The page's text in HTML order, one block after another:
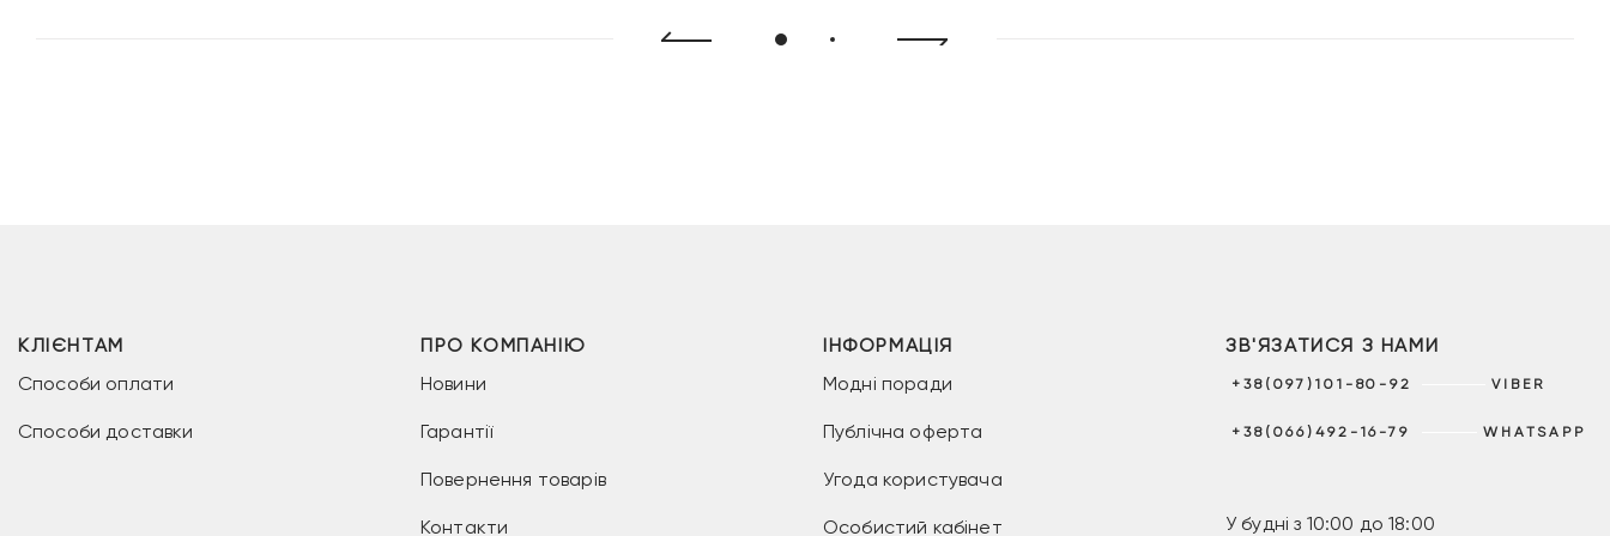
КЛІЄНТАМ
Способи оплати
Способи доставки
ПРО КОМПАНІЮ
Новини
Гарантії
Повернення товарів
Контакти
ІНФОРМАЦІЯ
Модні поради
Публічна оферта
Угода користувача
Особистий кабінет
ЗВ'ЯЗАТИСЯ З НАМИ
+38(097)101-80-92 VIBER
+38(066)492-16-79 WHATSAPP
У будні з 10:00 до 18:00